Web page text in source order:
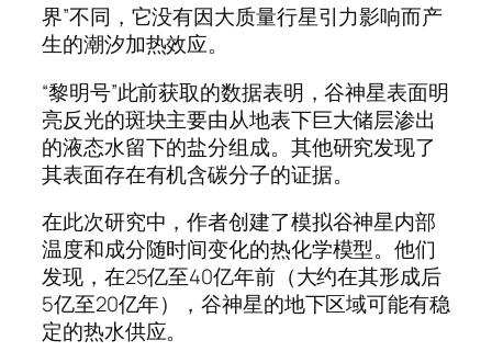
界”不同，它没有因大质量行星引力影响而产
生的潮汐加热效应。
“黎明号”此前获取的数据表明，谷神星表面明
亮反光的斑块主要由从地表下巨大储层渗出
的液态水留下的盐分组成。其他研究发现了
其表面存在有机含碳分子的证据。
在此次研究中，作者创建了模拟谷神星内部
温度和成分随时间变化的热化学模型。他们
发现，在25亿至40亿年前（大约在其形成后
5亿至20亿年），谷神星的地下区域可能有稳
定的热水供应。